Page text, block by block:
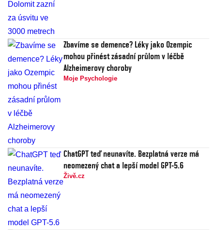
Zbavíme se demence? Léky jako Ozempic
mohou přinést zásadní průlom v léčbě
Alzheimerovy choroby
Moje Psychologie
ChatGPT teď neunavíte. Bezplatná verze má
neomezený chat a lepší model GPT-5.6
Živě.cz